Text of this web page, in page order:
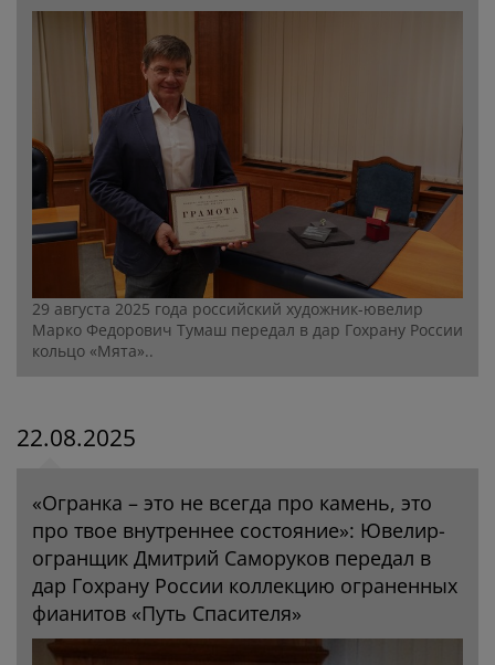
29 августа 2025 года российский художник-ювелир
Марко Федорович Тумаш передал в дар Гохрану России
кольцо «Мята»..
22.08.2025
«Огранка – это не всегда про камень, это
про твое внутреннее состояние»: Ювелир-
огранщик Дмитрий Саморуков передал в
дар Гохрану России коллекцию ограненных
фианитов «Путь Спасителя»